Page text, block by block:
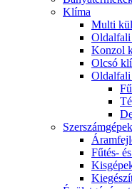
Klíma
Multi
Oldalfali
Konzol
Olcsó
Oldalfali
Szerszámgépek
Fűtés-